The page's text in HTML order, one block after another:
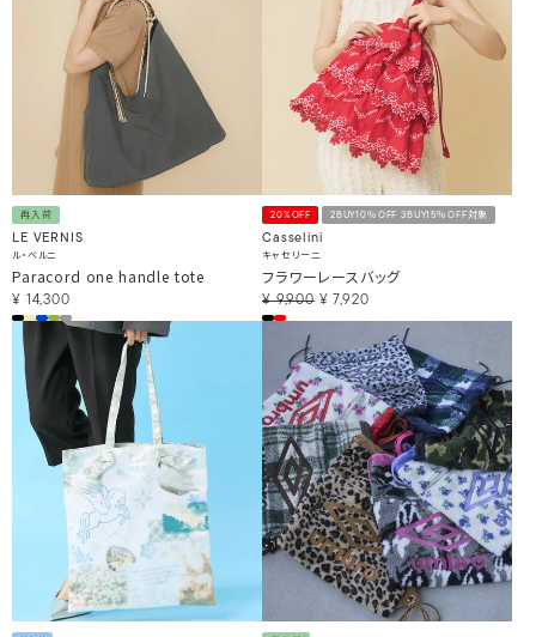
再入荷
LE VERNIS
ル・ベルニ
Paracord one handle tote
¥ 14,300
20%OFF 2BUY10％OFF 3BUY15％OFF対象
Casselini
キャセリーニ
フラワーレースバッグ
¥ 9,900 ¥ 7,920